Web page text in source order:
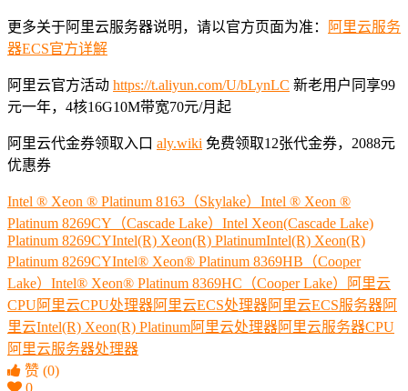
更多关于阿里云服务器说明，请以官方页面为准：
阿里云服务
器ECS官方详解
阿里云官方活动 https://t.aliyun.com/U/bLynLC 新老用户同享99
元一年，4核16G10M带宽70元/月起
阿里云代金券领取入口 aly.wiki 免费领取12张代金券，2088元
优惠券
Intel ® Xeon ® Platinum 8163（Skylake） Intel ® Xeon ®
Platinum 8269CY（Cascade Lake） Intel Xeon(Cascade Lake)
Platinum 8269CYIntel(R) Xeon(R) PlatinumIntel(R) Xeon(R)
Platinum 8269CYIntel® Xeon® Platinum 8369HB（Cooper
Lake） Intel® Xeon® Platinum 8369HC（Cooper Lake）
阿里云
CPU阿里云CPU处理器阿里云ECS处理器阿里云ECS服务器阿
里云Intel(R) Xeon(R) Platinum阿里云处理器阿里云服务器CPU
阿里云服务器处理器
赞 (0)
0